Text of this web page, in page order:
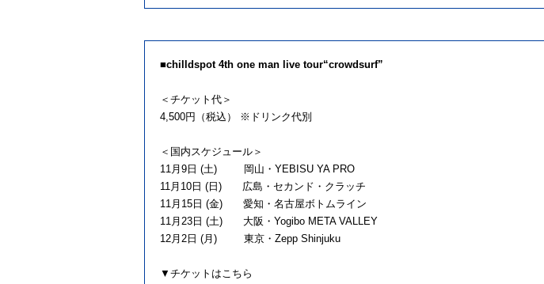
■chilldspot 4th one man live tour“crowdsurf”
＜チケット代＞
4,500円（税込） ※ドリンク代別
＜国内スケジュール＞
11月9日 (土) 岡⼭・YEBISU YA PRO
11月10日 (日) 広島・セカンド・クラッチ
11月15日 (金) 愛知・名古屋ボトムライン
11月23日 (土) 大阪・Yogibo META VALLEY
12月2日 (月) 東京・Zepp Shinjuku
▼チケットはこちら